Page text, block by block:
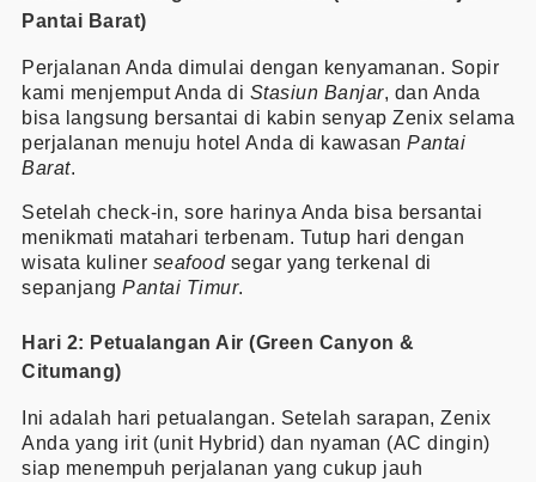
Pantai Barat)
Perjalanan Anda dimulai dengan kenyamanan. Sopir
kami menjemput Anda di Stasiun Banjar, dan Anda
bisa langsung bersantai di kabin senyap Zenix selama
perjalanan menuju hotel Anda di kawasan Pantai
Barat.
Setelah check-in, sore harinya Anda bisa bersantai
menikmati matahari terbenam. Tutup hari dengan
wisata kuliner seafoodsegar yang terkenal di
sepanjang Pantai Timur.
Hari 2: Petualangan Air (Green Canyon &
Citumang)
Ini adalah hari petualangan. Setelah sarapan, Zenix
Anda yang irit (unit Hybrid) dan nyaman (AC dingin)
siap menempuh perjalanan yang cukup jauh